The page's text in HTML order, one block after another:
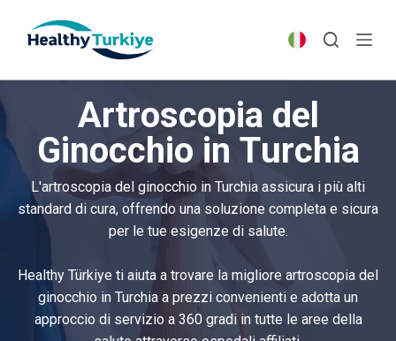
p
o
t
t
Artroscopia del
Ginocchio in Turchia
L'artroscopia del ginocchio in Turchia assicura i più alti
standard di cura, offrendo una soluzione completa e sicura
per le tue esigenze di salute.
Healthy Türkiye ti aiuta a trovare la migliore artroscopia del
ginocchio in Turchia a prezzi convenienti e adotta un
approccio di servizio a 360 gradi in tutte le aree della